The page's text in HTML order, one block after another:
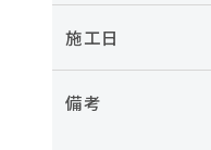
施工日
備考